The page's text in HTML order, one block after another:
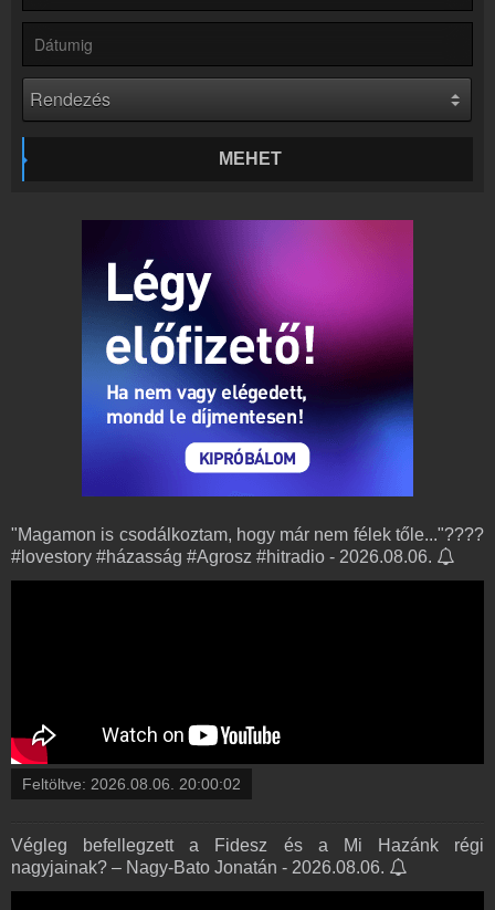
Rádió beágyazás
Ágyazd be weboldaladba
Online rádió készítés
Készítés lépésről lépésre
MEHET
"Magamon is csodálkoztam, hogy már nem félek tőle..."????
#lovestory #házasság #Agrosz #hitradio - 2026.08.06.
Feltöltve: 2026.08.06. 20:00:02
Végleg befellegzett a Fidesz és a Mi Hazánk régi
nagyjainak? – Nagy-Bato Jonatán - 2026.08.06.